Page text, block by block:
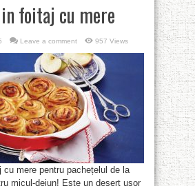
foitaj cu mere
Leave a comment 957 Views
cu mere pentru pachețelul de la
micul-dejun! Este un desert ușor